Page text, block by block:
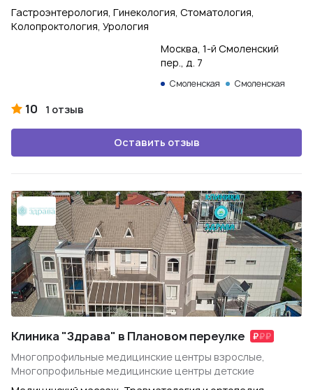
Гастроэнтерология, Гинекология, Стоматология,
Колопроктология, Урология
Москва, 1-й Смоленский
пер., д. 7
Смоленская Смоленская
10 1 отзыв
Оставить отзыв
Клиника "Здрава" в Плановом переулке
Многопрофильные медицинские центры взрослые,
Многопрофильные медицинские центры детские